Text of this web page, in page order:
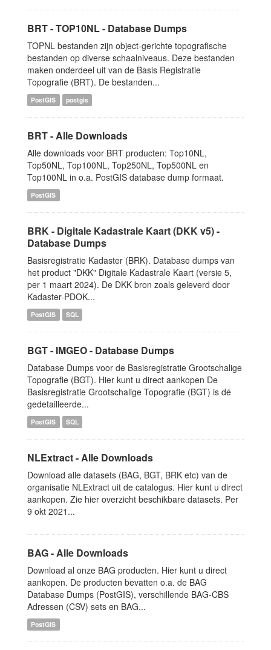
BRT - TOP10NL - Database Dumps
TOPNL bestanden zijn object-gerichte topografische
bestanden op diverse schaalniveaus. Deze bestanden
maken onderdeel uit van de Basis Registratie
Topografie (BRT). De bestanden...
PostGIS postgis
BRT - Alle Downloads
Alle downloads voor BRT producten: Top10NL,
Top50NL, Top100NL, Top250NL, Top500NL en
Top100NL in o.a. PostGIS database dump formaat.
PostGIS
BRK - Digitale Kadastrale Kaart (DKK v5) -
Database Dumps
Basisregistratie Kadaster (BRK). Database dumps van
het product "DKK" Digitale Kadastrale Kaart (versie 5,
per 1 maart 2024). De DKK bron zoals geleverd door
Kadaster-PDOK...
PostGIS SQL
BGT - IMGEO - Database Dumps
Database Dumps voor de Basisregistratie Grootschalige
Topografie (BGT). Hier kunt u direct aankopen De
Basisregistratie Grootschalige Topografie (BGT) is dé
gedetailleerde...
PostGIS SQL
NLExtract - Alle Downloads
Download alle datasets (BAG, BGT, BRK etc) van de
organisatie NLExtract uit de catalogus. Hier kunt u direct
aankopen. Zie hier overzicht beschikbare datasets. Per
9 okt 2021...
BAG - Alle Downloads
Download al onze BAG producten. Hier kunt u direct
aankopen. De producten bevatten o.a. de BAG
Database Dumps (PostGIS), verschillende BAG-CBS
Adressen (CSV) sets en BAG...
PostGIS